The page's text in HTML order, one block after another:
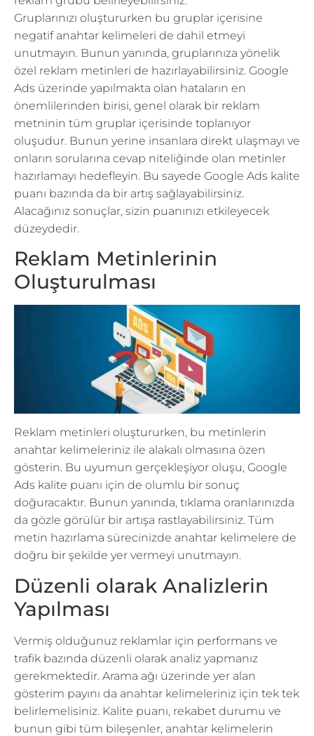
Gruplarınızı oluştururken bu gruplar içerisine
negatif anahtar kelimeleri de dahil etmeyi
unutmayın. Bunun yanında, gruplarınıza yönelik
özel reklam metinleri de hazırlayabilirsiniz. Google
Ads üzerinde yapılmakta olan hataların en
önemlilerinden birisi, genel olarak bir reklam
metninin tüm gruplar içerisinde toplanıyor
oluşudur. Bunun yerine insanlara direkt ulaşmayı ve
onların sorularına cevap niteliğinde olan metinler
hazırlamayı hedefleyin. Bu sayede Google Ads kalite
puanı bazında da bir artış sağlayabilirsiniz.
Alacağınız sonuçlar, sizin puanınızı etkileyecek
düzeydedir.
Reklam Metinlerinin
Oluşturulması
Reklam metinleri oluştururken, bu metinlerin
anahtar kelimeleriniz ile alakalı olmasına özen
gösterin. Bu uyumun gerçekleşiyor oluşu, Google
Ads kalite puanı için de olumlu bir sonuç
doğuracaktır. Bunun yanında, tıklama oranlarınızda
da gözle görülür bir artışa rastlayabilirsiniz. Tüm
metin hazırlama sürecinizde anahtar kelimelere de
doğru bir şekilde yer vermeyi unutmayın.
Düzenli olarak Analizlerin
Yapılması
Vermiş olduğunuz reklamlar için performans ve
trafik bazında düzenli olarak analiz yapmanız
gerekmektedir. Arama ağı üzerinde yer alan
gösterim payını da anahtar kelimeleriniz için tek tek
belirlemelisiniz. Kalite puanı, rekabet durumu ve
bunun gibi tüm bileşenler, anahtar kelimelerin